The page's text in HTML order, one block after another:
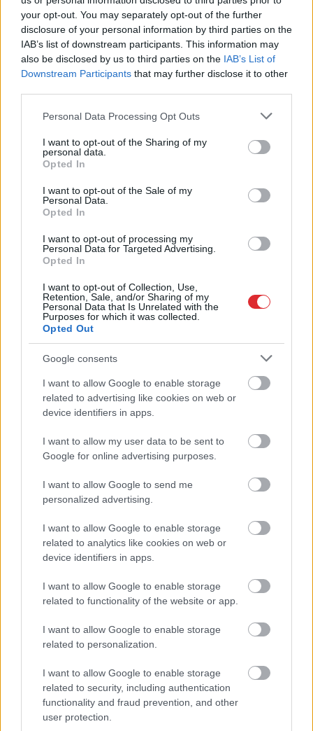
your opt-out. You may separately opt-out of the further
disclosure of your personal information by third parties on the
IAB’s list of downstream participants. This information may
also be disclosed by us to third parties on the IAB’s List of
Downstream Participants that may further disclose it to other
Please note that this website/app uses one or more Google
not limited to your visit or usage behaviour. You may click to
grant or deny consent to Google and its third-party tags to
use your data for below specified purposes in below Google
consent section.
Personal Data Processing Opt Outs
I want to opt-out of the Sharing of my
personal data.
Opted In
I want to opt-out of the Sale of my
Personal Data.
Opted In
I want to opt-out of processing my
Personal Data for Targeted Advertising.
Opted In
I want to opt-out of Collection, Use,
Retention, Sale, and/or Sharing of my
Personal Data that Is Unrelated with the
Purposes for which it was collected.
Opted Out
Google consents
I want to allow Google to enable storage
related to advertising like cookies on web or
device identifiers in apps.
I want to allow my user data to be sent to
Google for online advertising purposes.
I want to allow Google to send me
personalized advertising.
I want to allow Google to enable storage
related to analytics like cookies on web or
device identifiers in apps.
I want to allow Google to enable storage
related to functionality of the website or app.
I want to allow Google to enable storage
related to personalization.
I want to allow Google to enable storage
related to security, including authentication
functionality and fraud prevention, and other
user protection.
kā pamatīgi atriebties
“Tikai bagātie izmanto sabiedrisko
transportu?” Ģimene gribēja pavizināties
ar vilcienu, bet biļešu cena lika pārdomāt
Miljoniiztērēti, skats uz Vecrīgu ir, bet
promenādi
nebija tās mātes
jūtas…” Elīna
Didrihsone atklāti par
piedzimšanas
divi cilvēki ar lielu gadu
starpību,” Linda Kalniņa
apstiprina laulību ar
Džilindžeru
šo zodiaka zīmju
pārstāvjiem labāk
nestrīdēties: viņi vienmēr
atradīs veidu, kā pamatīgi
atriebties
Atcelt Ziņot